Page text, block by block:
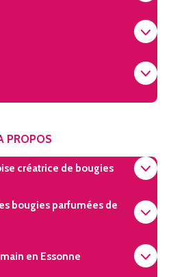
PROPOS
créatrice de bougies
bougies parfumées de
en Essonne